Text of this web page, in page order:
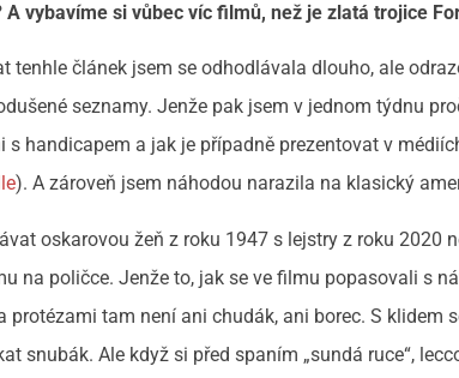
A vybavíme si vůbec víc filmů, než je zlatá trojice
tenhle článek jsem se odhodlávala dlouho, ale
seznamy. Jenže pak jsem v jednom týdnu
s handicapem a jak je případně prezentovat v
). A zároveň jsem náhodou narazila na klasický
oskarovou žeň z roku 1947 s lejstry z roku 2020
na poličce. Jenže to, jak se ve filmu popasovali s
protézami tam není ani chudák, ani borec. S klidem
snubák. Ale když si před spaním „sundá ruce“,